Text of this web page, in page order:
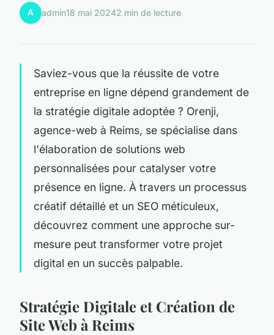
A admin18 mai 20242 min de lecture
Saviez-vous que la réussite de votre
entreprise en ligne dépend grandement de
la stratégie digitale adoptée ? Orenji,
agence-web à Reims, se spécialise dans
l'élaboration de solutions web
personnalisées pour catalyser votre
présence en ligne. À travers un processus
créatif détaillé et un SEO méticuleux,
découvrez comment une approche sur-
mesure peut transformer votre projet
digital en un succès palpable.
Stratégie Digitale et Création de
Site Web à Reims